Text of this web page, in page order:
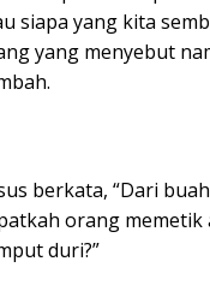
siapa yang kita
yang menyebut
berkata, “Dari
orang
duri?”